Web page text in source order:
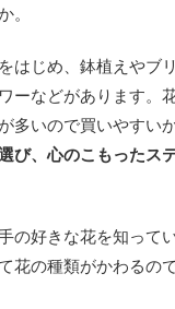
。
はじめ、鉢植えやブ
ーなどがあります。
多いので買いやすい
び、心のこもったス
の好きな花を知って
花の種類がかわるの